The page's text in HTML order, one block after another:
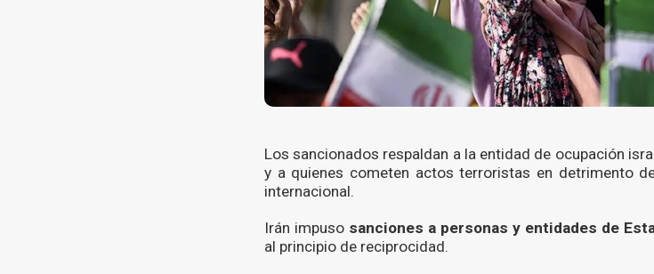
Los sancionados respaldan a la entidad de ocupación
y a quienes cometen actos terroristas en detrimento
internacional.
Irán impuso sanciones a personas y entidades de
al principio de reciprocidad.